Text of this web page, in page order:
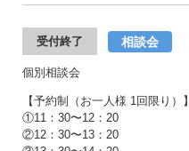
受付終了 相談会
個別相談会
【予約制（お一人様 1回限り）】
①11：30〜12：20
②12：30〜13：20